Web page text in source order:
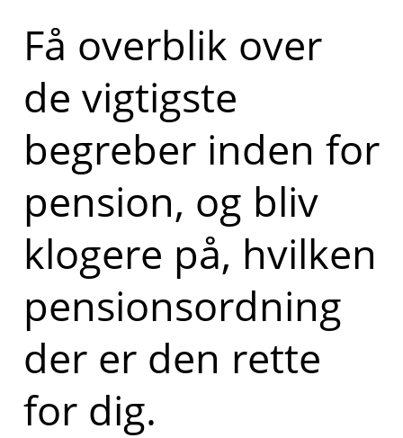
Få overblik over
de vigtigste
begreber inden for
pension, og bliv
klogere på, hvilken
pensionsordning
der er den rette
for dig.